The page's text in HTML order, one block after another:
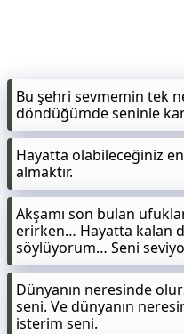
SÖZLER
Bu şehri sevmemin tek
döndüğümde seninle
Hayatta olabileceğiniz
almaktır.
Akşamı son bulan
erirken… Hayatta kalan
söylüyorum… Seni
Dünyanın neresinde
seni. Ve dünyanın
isterim seni.